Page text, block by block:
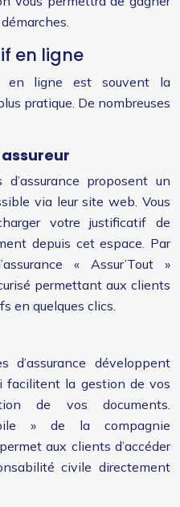
en ligne
en ligne est souvent la
pratique. De nombreuses
proposent un
via leur site web. Vous
votre justificatif de
depuis cet espace. Par
« Assur’Tout »
permettant aux clients
en quelques clics.
d’assurance développent
facilitent la gestion de vos
de vos documents.
» de la compagnie
aux clients d’accéder
civile directement